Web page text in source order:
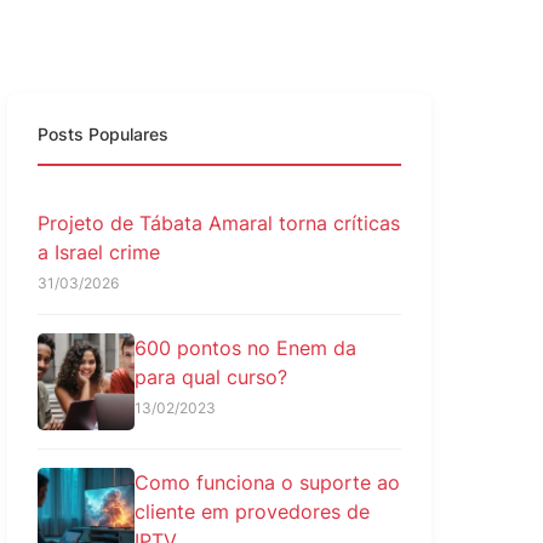
Posts Populares
Projeto de Tábata Amaral torna críticas
a Israel crime
31/03/2026
600 pontos no Enem da
para qual curso?
13/02/2023
Como funciona o suporte ao
cliente em provedores de